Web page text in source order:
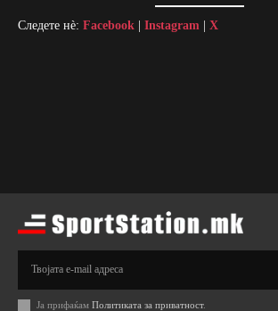
Следете нè: Facebook Instagram X
Ја прифаќам Политиката за приватност.